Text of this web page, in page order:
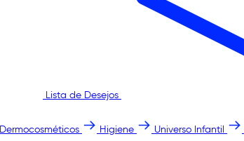
Lista de Desejos
Dermocosméticos Higiene Universo Infantil